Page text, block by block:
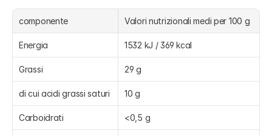
componente Valori nutrizionali medi per 100 g
Energia 1532 kJ / 369 kcal
Grassi 29 g
di cui acidi grassi saturi 10 g
Carboidrati <0,5 g